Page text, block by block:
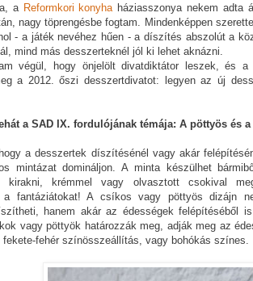
a Reformkori konyhaháziasszonya nekem adta
nagy töprengésbe fogtam. Mindenképpen
- a játék nevéhez hűen - a díszítés abszolút a
mind más desszerteknél jól ki lehet aknázni.
végül, hogy önjelölt divatdiktátor leszek, és a
a 2012. őszi desszertdivatot: legyen az új
a SAD IX. fordulójának témája: A pöttyös és
a desszertek díszítésénél vagy akár
mintázat domináljon. A minta készülhet
kirakni, krémmel vagy olvasztott csokival
a fantáziátokat! A csíkos vagy pöttyös dizájn
hanem akár az édességek felépítéséből
vagy pöttyök határozzák meg, adják meg az
fekete-fehér színösszeállítás, vagy bohókás színes.